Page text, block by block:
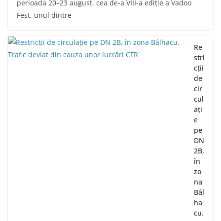
perioada 20–23 august, cea de-a VIII-a ediție a Vadoo
Fest, unul dintre
Re
stri
cții
de
cir
cul
ați
e
pe
DN
2B,
în
zo
na
Bâl
ha
cu.